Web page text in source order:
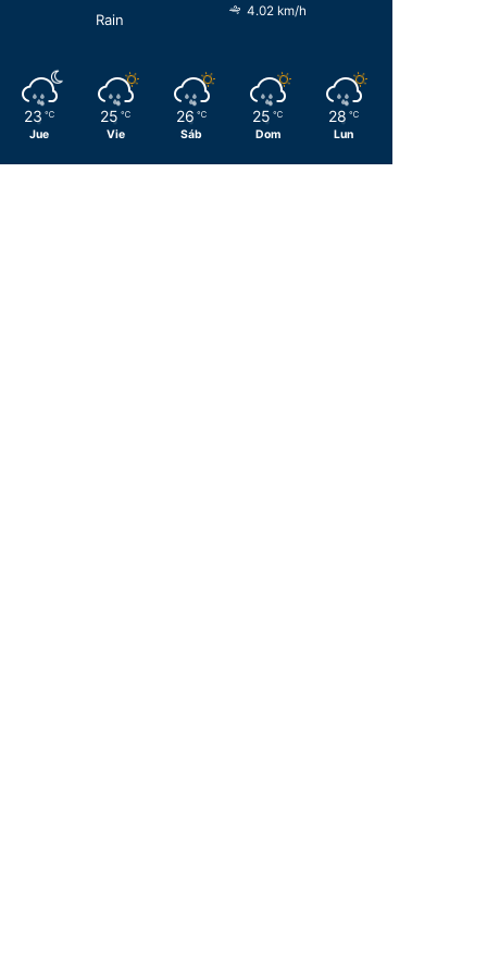
Rain
4.02 km/h
23 ℃
Jue
25 ℃
Vie
26 ℃
Sáb
25 ℃
Dom
28 ℃
Lun